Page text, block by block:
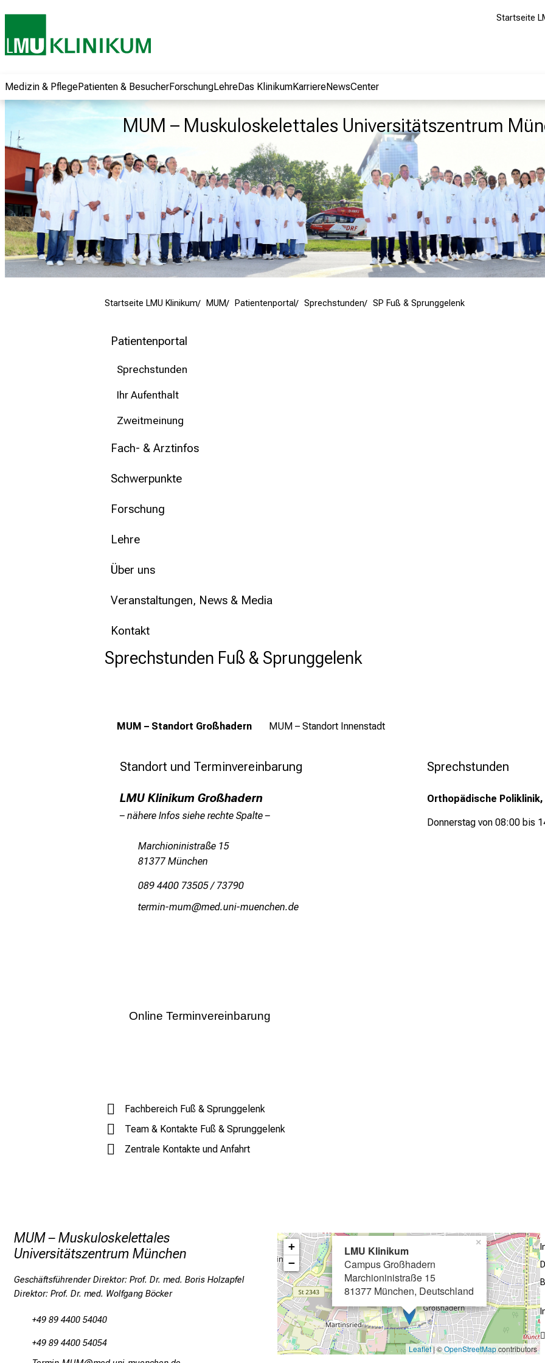
Startseite
Medizin & PflegePatienten & BesucherForschungLehreDas KlinikumKarriereNewsCenter
MUM – Muskuloskelettales Universitätszentrum
Startseite LMU Klinikum MUM Patientenportal Sprechstunden SP Fuß & Sprunggelenk
Patientenportal
Sprechstunden
Ihr Aufenthalt
Zweitmeinung
Fach- & Arztinfos
Schwerpunkte
Forschung
Lehre
Über uns
Veranstaltungen, News & Media
Kontakt
Sprechstunden Fuß & Sprunggelenk
MUM – Standort Großhadern MUM – Standort Innenstadt
Standort und Terminvereinbarung
LMU Klinikum Großhadern
– nähere Infos siehe rechte Spalte –
Marchioninistraße 15
81377 München
089 4400 73505 / 73790
bipvlu_vfvD
vimtSful_vfiJuyziu-mi
Sprechstunden
Orthopädische Poliklinik,
Donnerstag von 08:00 bis
Online Terminvereinbarung
Anrede
Herr
Frau keine Angabe
Geburtsdatum
Fachbereich Fuß & Sprunggelenk
Team & Kontakte Fuß & Sprunggelenk
Zentrale Kontakte und Anfahrt
Informationen zu
Jobs, Ausbildungen
Weiterbildungen.
Kommen Sie
vorbei, tauschen
lassen Sie sich von
der gelebten
Pflegewissenschaft
begeistern – ganz
unverbindlich und
ohne Anmeldung.
mehr Informationen
MUM – Muskuloskelettales
Universitätszentrum München
Geschäftsführender Direktor: Prof. Dr. med. Boris Holzapfel
Direktor: Prof. Dr. med. Wolfgang Böcker
+49 89 4400 54040
+49 89 4400 54054
LMU Klinikum
Campus Großhadern
Marchioninistraße 15
81377 München, Deutschland
×
+
−
Leaflet| ©OpenStreetMapcontributors